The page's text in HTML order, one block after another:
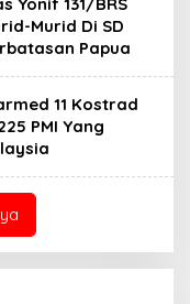
Murid Di SD
Papua
11 Kostrad
PMI Yang